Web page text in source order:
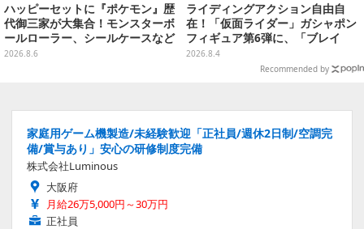
ハッピーセットに『ポケモン』歴
代御三家が大集合！モンスターボ
ールローラー、シールケースなど
全12種
2026.8.6
ライディングアクション自由自
在！「仮面ライダー」ガシャポン
フィギュア第6弾に、「ブレイ
ド」「フォーゼ」など全4種
2026.8.4
Recommended by
家庭用ゲーム機製造/未経験歓迎「正社員/週休2日制/空調完
備/賞与あり」安心の研修制度完備
株式会社Luminous
大阪府
月給26万5,000円～30万円
正社員